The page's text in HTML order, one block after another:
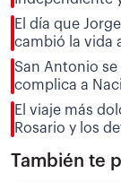
El día que
cambió la vida
San Antonio
complica a
El viaje más
Rosario y los
También te